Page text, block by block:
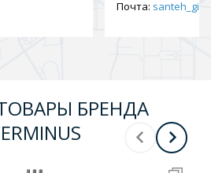
Почта:
БРЕНДА